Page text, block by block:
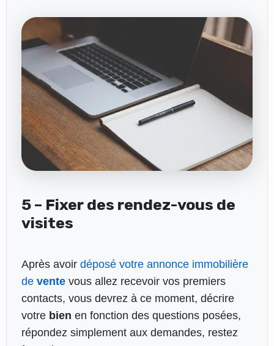
5 – Fixer des rendez-vous de
visites
Après avoir déposé votre annonce immobilière
de ventevous allez recevoir vos premiers
contacts, vous devrez à ce moment, décrire
votre bien en fonction des questions posées,
répondez simplement aux demandes, restez